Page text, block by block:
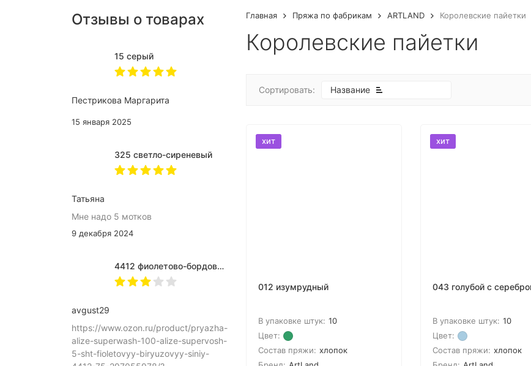
Главная Пряжа по фабрикам ARTLAND Королевские пайетки
Королевские пайетки
Сортировать: Название
хит
012 изумрудный
В упаковке штук: 10
Цвет:
Состав пряжи: хлопок
хит
043 голубой с
В упаковке штук: 10
Цвет:
Состав пряжи: хлопок
Отзывы о товарах
15 серый
Пестрикова Маргарита
15 января 2025
325 светло-сиреневый
Татьяна
Мне надо 5 мотков
9 декабря 2024
4412 фиолетово-бордово-бирюзовый
avgust29
https://www.ozon.ru/product/pryazha-
alize-superwash-100-alize-supervosh-
5-sht-fioletovyy-biryuzovyy-siniy-